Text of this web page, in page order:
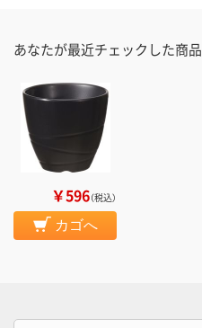
あなたが最近チェックした商品
￥596（税込）
カゴへ